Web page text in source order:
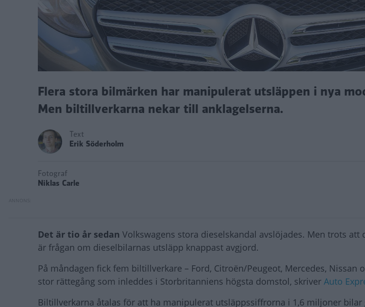
Flera stora bilmärken har manipulerat utsläppen i nya
Men biltillverkarna nekar till anklagelserna.
Text
Erik Söderholm
Fotograf
Niklas Carle
Det är tio år sedan Volkswagens stora dieselskandal avslöjades. Men trots
är frågan om dieselbilarnas utsläpp knappast avgjord.
På måndagen fick fem biltillverkare – Ford, Citroën/Peugeot, Mercedes, Nissan
stor rättegång som inleddes i Storbritanniens högsta domstol, skriver Auto
Biltillverkarna åtalas för att ha manipulerat utsläppssiffrorna i 1,6 miljoner